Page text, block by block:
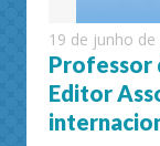
19 de junho de
Professor
Editor